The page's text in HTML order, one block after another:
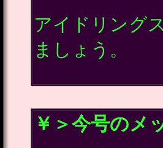
アイドリング
ましょう。
￥＞今号のメ